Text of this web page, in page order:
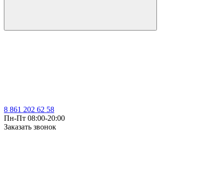
8 861 202 62 58
Пн-Пт 08:00-20:00
Заказать звонок